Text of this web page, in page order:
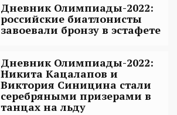
Дневник Олимпиады-2022:
российские биатлонисты
завоевали бронзу в эстафете
Дневник Олимпиады-2022:
Никита Кацалапов и
Виктория Синицина стали
серебряными призерами в
танцах на льду